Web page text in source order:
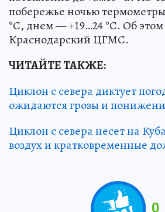
побережье ночью
°С, днем — +19…24 °С. Об
Краснодарский ЦГМС.
ЧИТАЙТЕ ТАКЖЕ:
Циклон с севера диктует
ожидаются грозы и
Циклон с севера несет на
воздух и кратковременные
0